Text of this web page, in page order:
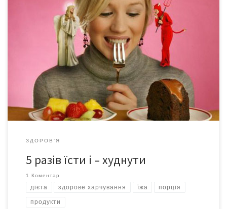
Обіцяні рекламою «мінус 5 кг за два дні» – погана ідея. Проста
дієта «П’ять ложок» означає «їсти по трошки, але часто», не
менше 5 разів за добу і , що важливо, через рівні проміжки
часу, помірними порціями. Якщо порція більша за вашу долоню
– кричіть «алярм» і швиденько робіть її […]
ЗДОРОВ'Я
5 разів їсти i – худнути
1 Коментар
дієта здорове харчування їжа порція
продукти